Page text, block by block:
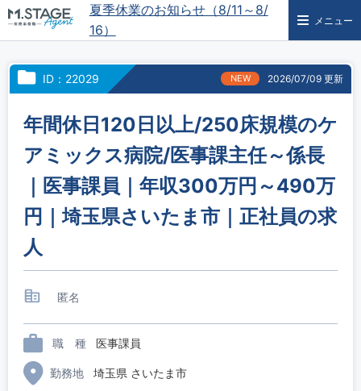
夏季休業のお知らせ（8/11～8/
16）
メニュー
ID：22029 NEW 2026/07/09 更新
年間休日120日以上/250床規模のケ
アミックス病院/医事課主任～係長
｜医事課員｜年収300万円～490万
円｜埼玉県さいたま市｜正社員の求
人
匿名
職 種 医事課員
勤務地 埼玉県 さいたま市